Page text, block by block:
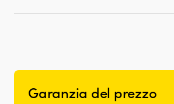
Garanzia del prezzo